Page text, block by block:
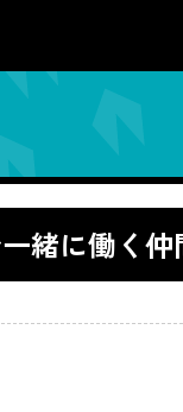
緒に働く仲